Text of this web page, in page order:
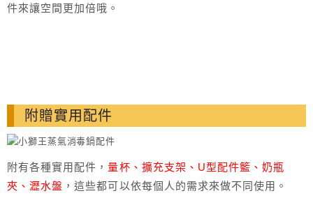
件來讓空間更加倍哦。
附贈實用配件
附有各種實用配件，量杯、擴充支架、U型配件籃、奶瓶
夾、瀝水盤 ，這些都可以依每個人的需求來做不同使用。